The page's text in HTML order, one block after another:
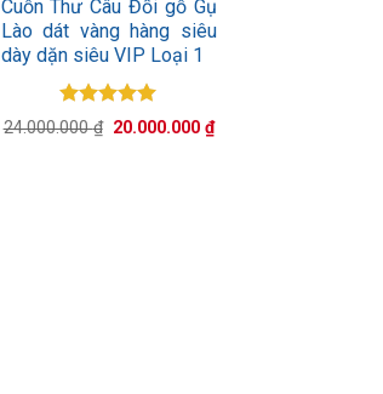
Cuỗn Thư Câu Đối gỗ Gụ
Lào dát vàng hàng siêu
dày dặn siêu VIP Loại 1
Được xếp
hạng
24.000.000₫ Giá
20.000.000 ₫Giá
hiện